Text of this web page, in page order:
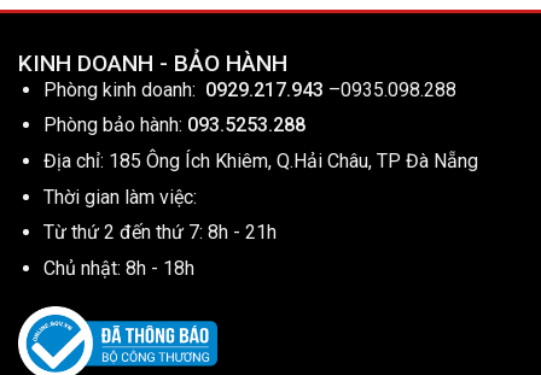
KINH DOANH - BẢO HÀNH
Phòng kinh doanh: 0929.217.943 –0935.098.288
Phòng bảo hành: 093.5253.288
Địa chỉ: 185 Ông Ích Khiêm, Q.Hải Châu, TP Đà Nẵng
Thời gian làm việc:
Từ thứ 2 đến thứ 7: 8h - 21h
Chủ nhật: 8h - 18h